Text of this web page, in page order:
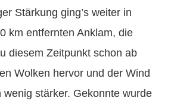
Stärkung ging’s weiter in
km entfernten Anklam, die
diesem Zeitpunkt schon ab
Wolken hervor und der Wind
wenig stärker. Gekonnte wurde